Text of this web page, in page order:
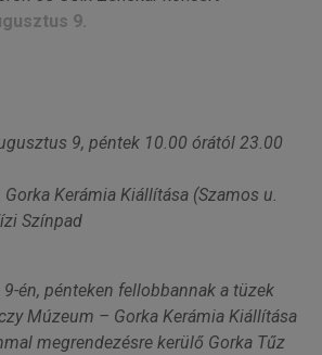
9.
9, péntek 10.00 órától 23.00
Kerámia Kiállítása (Szamos u.
Színpad
én, pénteken fellobbannak a tüzek
Múzeum – Gorka Kerámia Kiállítása
megrendezésre kerülő Gorka Tűz